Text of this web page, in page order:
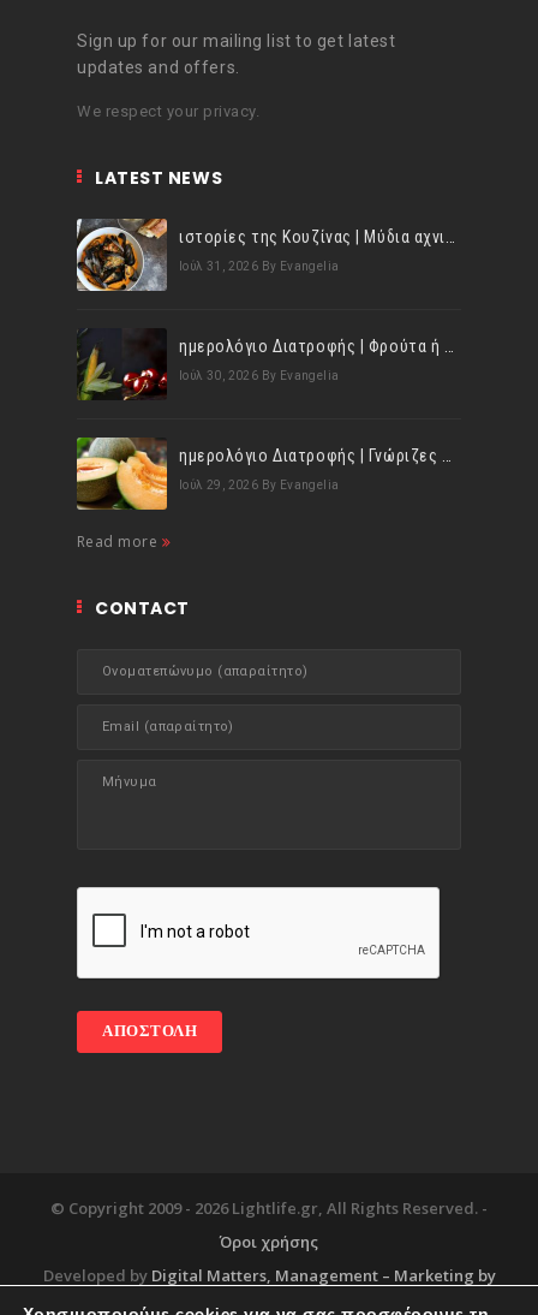
Sign up for our mailing list to get latest
updates and offers.
We respect your privacy.
LATEST NEWS
Ιούλ 31, 2026 By Evangelia
Ιούλ 30, 2026 By Evangelia
Ιούλ 29, 2026 By Evangelia
Read more
CONTACT
© Copyright 2009 - 2026 Lightlife.gr, All Rights Reserved. -
Όροι χρήσης
Developed by Digital Matters, Management – Marketing by